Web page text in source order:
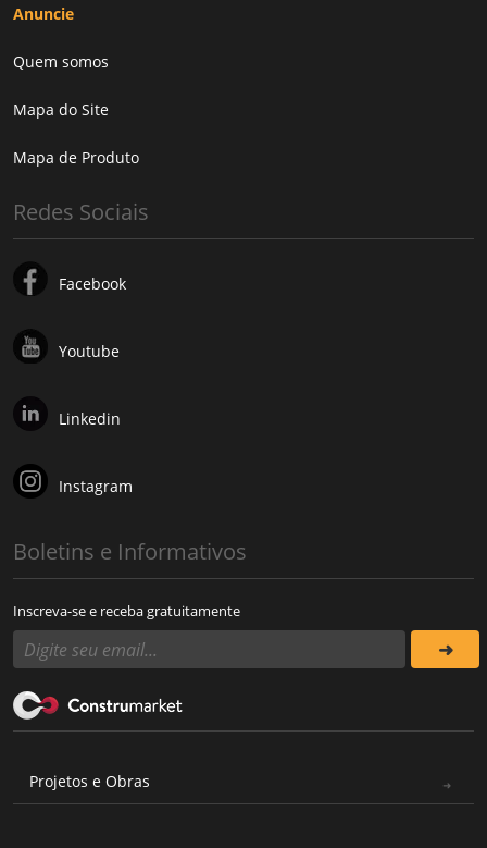
Anuncie
Quem somos
Mapa do Site
Mapa de Produto
Redes Sociais
Facebook
Youtube
Linkedin
Instagram
Boletins e Informativos
Inscreva-se e receba gratuitamente
Projetos e Obras